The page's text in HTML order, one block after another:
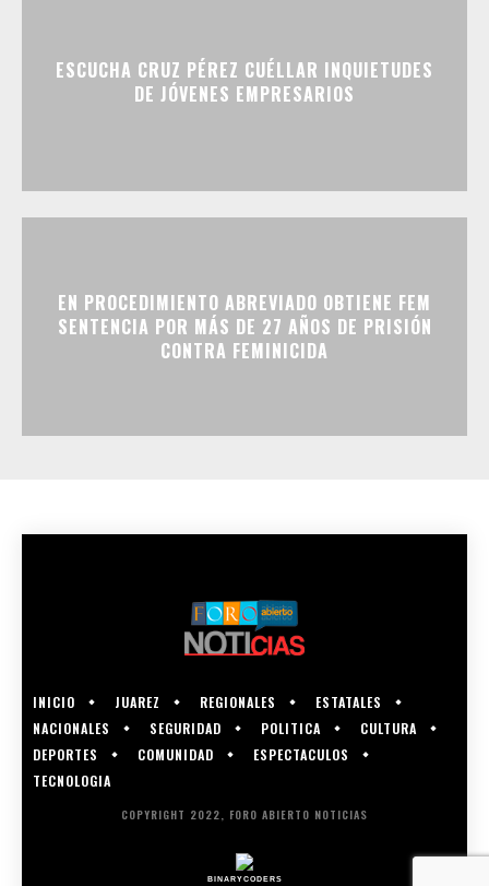
ESCUCHA CRUZ PÉREZ CUÉLLAR INQUIETUDES
DE JÓVENES EMPRESARIOS
EN PROCEDIMIENTO ABREVIADO OBTIENE FEM
SENTENCIA POR MÁS DE 27 AÑOS DE PRISIÓN
CONTRA FEMINICIDA
INICIO JUAREZ REGIONALES
ESTATALES
NACIONALES
SEGURIDAD POLITICA
CULTURA
DEPORTES
COMUNIDAD
ESPECTACULOS
TECNOLOGIA
COPYRIGHT 2022, FORO ABIERTO NOTICIAS
BINARYCODERS